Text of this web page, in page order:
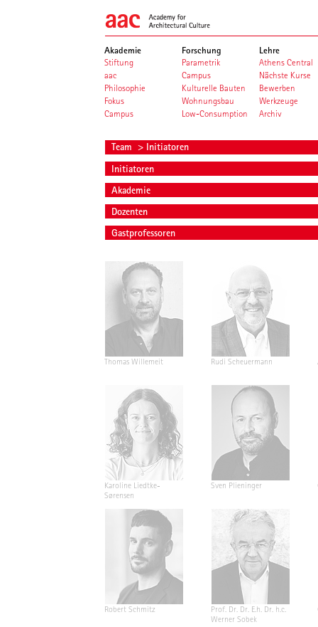
Akademie
Stiftung
aac
Philosophie
Fokus
Campus
Forschung
Parametrik
Campus
Kulturelle Bauten
Wohnungsbau
Low-Consumption
Lehre
Athens Central
Nächste Kurse
Bewerben
Werkzeuge
Archiv
Team > Initiatoren
Initiatoren
Akademie
Dozenten
Gastprofessoren
Thomas Willemeit Rudi Scheuermann
Karoline Liedtke-
Sørensen
Sven Plieninger
Robert Schmitz
Prof. Dr. Dr. E.h. Dr. h.c.
Werner Sobek